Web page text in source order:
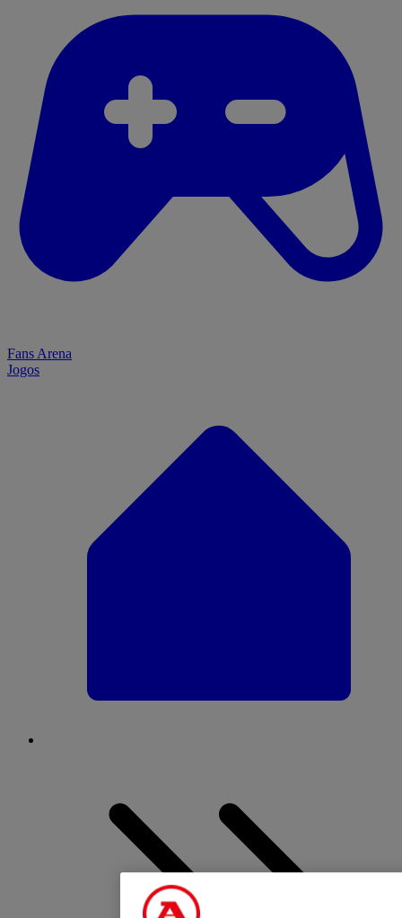
Fans Arena
Jogos